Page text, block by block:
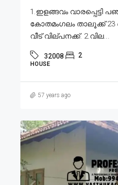
1.ഇളങ്ങവം വാരപ്പെട്ടി
കോതമംഗലം താലൂക്ക് 23
വീട് വില്പനക്ക്. 2.വില...
32008 2
HOUSE
57 years ago